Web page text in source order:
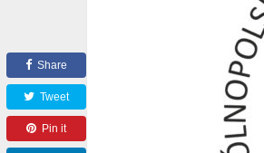
Share
Tweet
Pin it